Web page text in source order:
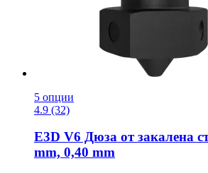
5 опции
4.9 (32)
E3D V6 Дюза от закалена
mm, 0,40 mm